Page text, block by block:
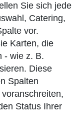
Sie sich jede
Catering,
vor.
Karten, die
- wie z. B.
Diese
Spalten
Status Ihrer